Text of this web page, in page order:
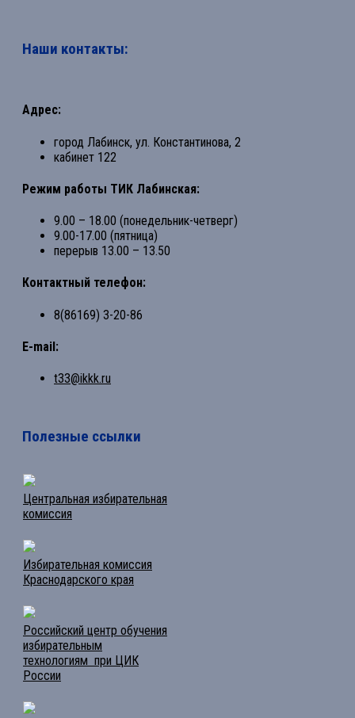
Наши контакты:
Адрес:
город Лабинск, ул. Константинова, 2
кабинет 122
Режим работы ТИК Лабинская:
9.00 – 18.00 (понедельник-четверг)
9.00-17.00 (пятница)
перерыв 13.00 – 13.50
Контактный телефон:
8(86169) 3-20-86
E-mail:
t33@ikkk.ru
Полезные ссылки
Центральная избирательная
комиссия
Избирательная комиссия
Краснодарского края
Российский центр обучения
избирательным
технологиям при ЦИК
России